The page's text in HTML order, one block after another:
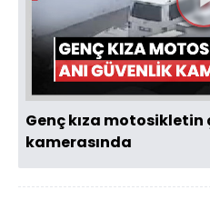
Genç kıza
kamerasında